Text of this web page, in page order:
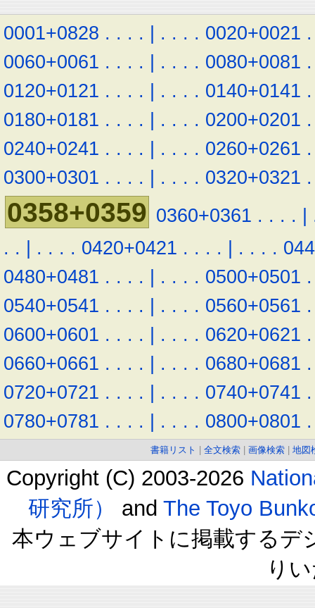
0001+0828 . . . . | . . . . 0020+0021 .
0060+0061 . . . . | . . . . 0080+0081 .
0120+0121 . . . . | . . . . 0140+0141 .
0180+0181 . . . . | . . . . 0200+0201 .
0240+0241 . . . . | . . . . 0260+0261 .
0300+0301 . . . . | . . . . 0320+0321 .
0358+0359 0360+0361 . . . . |
. . | . . . . 0420+0421 . . . . | . . . .
0480+0481 . . . . | . . . . 0500+0501 .
0540+0541 . . . . | . . . . 0560+0561 .
0600+0601 . . . . | . . . . 0620+0621 .
0660+0661 . . . . | . . . . 0680+0681 .
0720+0721 . . . . | . . . . 0740+0741 .
0780+0781 . . . . | . . . . 0800+0801 .
書籍リスト 全文検索 画像検索 地図
Copyright (C) 2003-2026
研究所）
and The Toyo
本ウェブサイトに掲載するデ
り